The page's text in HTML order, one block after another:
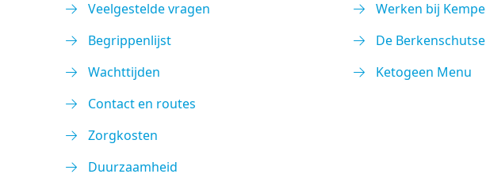
Veelgestelde vragen
Begrippenlijst
Wachttijden
Contact en routes
Zorgkosten
Duurzaamheid
Werken bij
De Berkenschutse
Ketogeen Menu